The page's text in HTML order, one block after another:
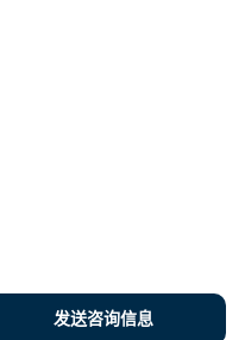
发送咨询信息